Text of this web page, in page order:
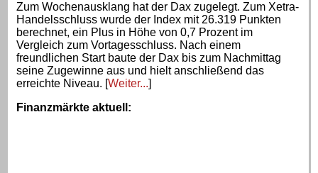
Zum Wochenausklang hat der Dax zugelegt. Zum Xetra-
Handelsschluss wurde der Index mit 26.319 Punkten
berechnet, ein Plus in Höhe von 0,7 Prozent im
Vergleich zum Vortagesschluss. Nach einem
freundlichen Start baute der Dax bis zum Nachmittag
seine Zugewinne aus und hielt anschließend das
erreichte Niveau. [Weiter...]
Finanzmärkte aktuell :